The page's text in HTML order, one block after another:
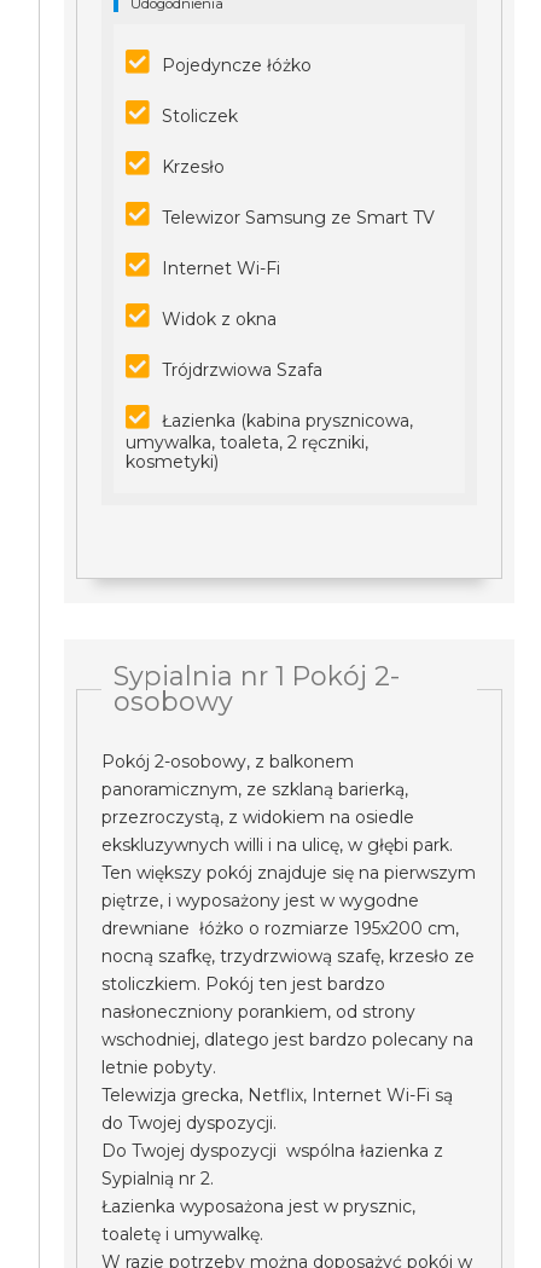
Udogodnienia
Pojedyncze łóżko
Stoliczek
Krzesło
Telewizor Samsung ze Smart TV
Internet Wi-Fi
Widok z okna
Trójdrzwiowa Szafa
Łazienka (kabina prysznicowa,
umywalka, toaleta, 2 ręczniki,
kosmetyki)
Sypialnia nr 1 Pokój 2-
osobowy
Pokój 2-osobowy, z balkonem
panoramicznym, ze szklaną barierką,
przezroczystą, z widokiem na osiedle
ekskluzywnych willi i na ulicę, w głębi park.
Ten większy pokój znajduje się na pierwszym
piętrze, i wyposażony jest w wygodne
drewniane łóżko o rozmiarze 195x200 cm,
nocną szafkę, trzydrzwiową szafę, krzesło ze
stoliczkiem. Pokój ten jest bardzo
nasłoneczniony porankiem, od strony
wschodniej, dlatego jest bardzo polecany na
letnie pobyty.
Telewizja grecka, Netflix, Internet Wi-Fi są
do Twojej dyspozycji.
Do Twojej dyspozycji wspólna łazienka z
Sypialnią nr 2.
Łazienka wyposażona jest w prysznic,
toaletę i umywalkę.
W razie potrzeby można doposażyć pokój w